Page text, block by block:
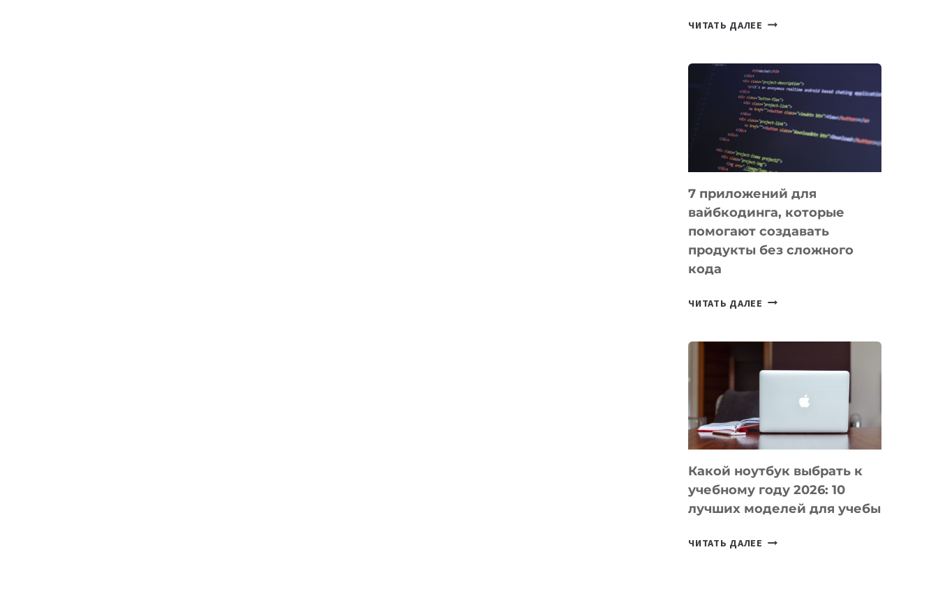
ЧИТАТЬ ДАЛЕЕ ТАСК-
ПОЛЕЗНЫХ
ИНСТРУМЕНТОВ
ДЛЯ
РАБОТЫ
7 приложений для
вайбкодинга, которые
помогают создавать
продукты без сложного
кода
ЧИТАТЬ ДАЛЕЕ
КОТОРЫЕ
СОЗДАВАТЬ
БЕЗ
КОДА
Какой ноутбук выбрать к
учебному году 2026: 10
лучших моделей для учебы
ЧИТАТЬ ДАЛЕЕ КАКОЙ